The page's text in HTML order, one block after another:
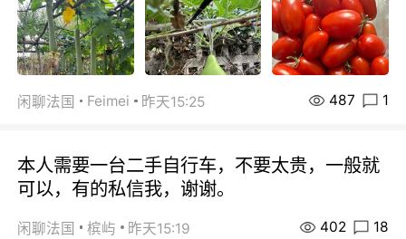
闲聊法国 Feimei 昨天15:25 487 1
本人需要一台二手自行车，不要太贵，一般就
可以，有的私信我，谢谢。
闲聊法国 槟屿 昨天15:19 402 18